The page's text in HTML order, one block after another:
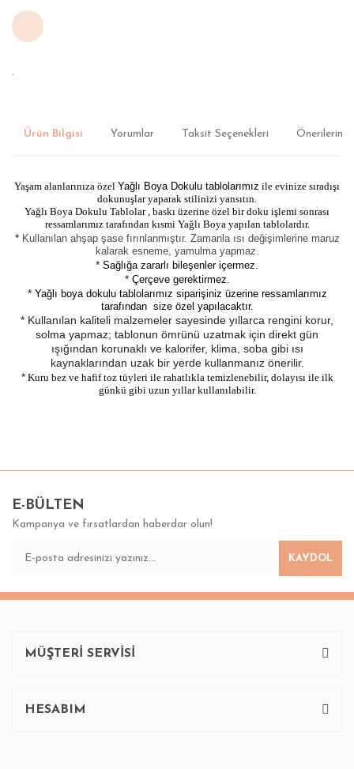
Ürün Bilgisi Yorumlar Taksit Seçenekleri Önerileriniz
Yaşam alanlarınıza özel Yağlı Boya Dokulu tablolarımız ile evinize sıradışı
dokunuşlar yaparak stilinizi yansıtın.
Yağlı Boya Dokulu Tablolar , baskı üzerine özel bir doku işlemi sonrası
ressamlarımız tarafından kısmi Yağlı Boya yapılan tablolardır.
*Kullanılan ahşap şase fırınlanmıştır. Zamanla ısı değişimlerine maruz
kalarak esneme, yamulma yapmaz.
* Sağlığa zararlı bileşenler içermez.
*Çerçeve gerektirmez.
* Yağlı boya dokulu tablolarımız siparişiniz üzerine ressamlarımız
tarafından size özel yapılacaktır.
* Kullanılan kaliteli malzemeler sayesinde yıllarca rengini korur,
solma yapmaz; tablonun ömrünü uzatmak için direkt gün
ışığından korunaklı ve kalorifer, klima, soba gibi ısı
kaynaklarından uzak bir yerde kullanmanız önerilir.
*Kuru bez ve hafif toz tüyleri ile rahatlıkla temizlenebilir, dolayısı ile ilk
günkü gibi uzun yıllar kullanılabilir.
Yorum Yaz
konularda yetersiz gördüğünüz noktaları öneri formunu
Görüş ve önerileriniz için teşekkür ederiz.
Ürün açıklamasında eksik bilgiler bulunuyor.
E-BÜLTEN
Kampanya ve fırsatlardan haberdar olun!
KAYDOL
MÜŞTERİ SERVİSİ
HESABIM